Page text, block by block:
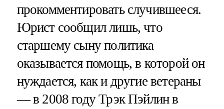
прокомментировать случившееся.
Юрист сообщил лишь, что
старшему сыну политика
оказывается помощь, в которой он
нуждается, как и другие ветераны
— в 2008 году Трэк Пэйлин в